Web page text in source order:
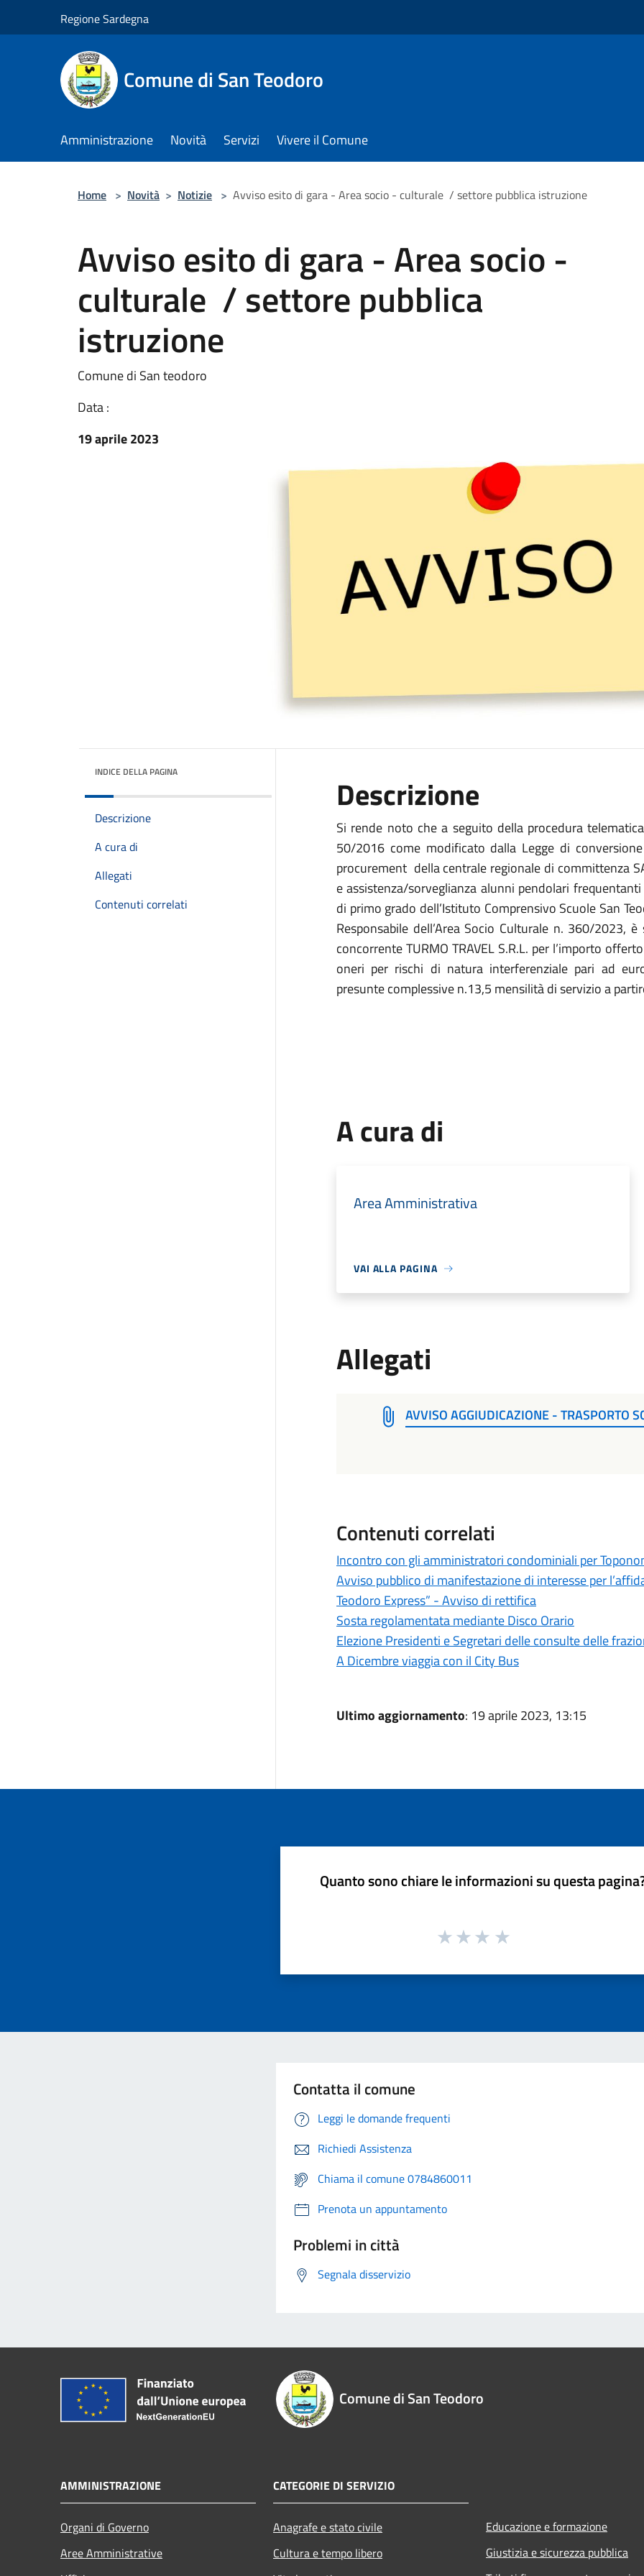
Regione Sardegna
Comune di San Teodoro
Amministrazione Novità Servizi Vivere il Comune
Home > Novità > Notizie > Avviso esito di gara - Area socio - culturale / settore pubblica istruzione
Avviso esito di gara - Area socio -
culturale / settore pubblica
istruzione
Comune di San teodoro
Data :
19 aprile 2023
INDICE DELLA PAGINA
Descrizione
A cura di
Allegati
Contenuti correlati
Descrizione
Si rende noto che a seguito della procedura
50/2016 come modificato dalla Legge di
procurement della centrale regionale di committenza
e assistenza/sorveglianza alunni pendolari
di primo grado dell’Istituto Comprensivo Scuole San
Responsabile dell’Area Socio Culturale n. 360/2023,
concorrente TURMO TRAVEL S.R.L. per l’importo
oneri per rischi di natura interferenziale pari ad
presunte complessive n.13,5 mensilità di servizio a
A cura di
Area Amministrativa
VAI ALLA PAGINA
Allegati
AVVISO AGGIUDICAZIONE - TRASPORTO
Contenuti correlati
Incontro con gli amministratori condominiali per
Avviso pubblico di manifestazione di interesse per
Teodoro Express” - Avviso di rettifica
Sosta regolamentata mediante Disco Orario
Elezione Presidenti e Segretari delle consulte delle
A Dicembre viaggia con il City Bus
Ultimo aggiornamento: 19 aprile 2023, 13:15
Quanto sono chiare le informazioni su questa
Contatta il comune
Leggi le domande frequenti
Richiedi Assistenza
Chiama il comune 0784860011
Prenota un appuntamento
Problemi in città
Segnala disservizio
Comune di San Teodoro
AMMINISTRAZIONE
Organi di Governo
Aree Amministrative
CATEGORIE DI SERVIZIO
Anagrafe e stato civile
Cultura e tempo libero
Educazione e formazione
Giustizia e sicurezza pubblica